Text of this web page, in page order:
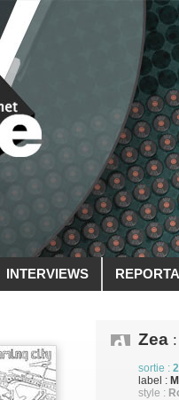
INTERVIEWS
Zea
sortie :
label :
style :